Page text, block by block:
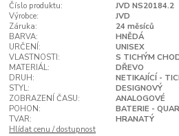
Číslo produktu:
JVD NS20184.2
Výrobce:
JVD
Záruka:
24 měsíců
BARVA:
HNĚDÁ
URČENÍ:
UNISEX
VLASTNOSTI:
S TICHÝM
MATERIÁL:
DŘEVO
DRUH:
NETIKAJÍCÍ -
STYL:
DESIGNOVÝ
ZOBRAZENÍ ČASU:
ANALOGOVÉ
POHON:
BATERIE -
TVAR:
HRANATÝ
Hlídat cenu / dostupnost